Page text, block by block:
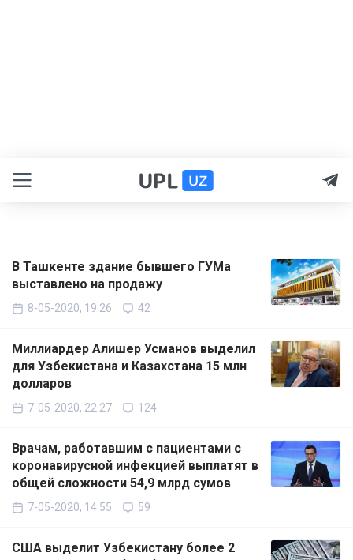
В Ташкенте здание бывшего ГУМа
выставлено на продажу
8-05-2020, 19:26 42
Миллиардер Алишер Усманов выделил
для Узбекистана и Казахстана 15 млн
долларов
7-05-2020, 22:27 124
Врачам, работавшим с пациентами с
коронавирусной инфекцией выплатят в
общей сложности 54,9 млрд сумов
7-05-2020, 14:55 59
США выделит Узбекистану более 2